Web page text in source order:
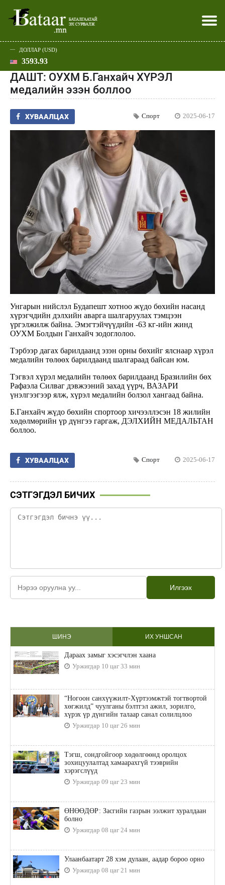
Эхлэл
Улс төр
Нийгэм
Эдийн засаг
Дэлхий
Спорт
Шар
Батаар юу хэлэв
Хэвлэл мэдээллээр
ДОЛЛАР (USD)
3593.93
ДАШТ: ОУХМ Б.Ганхайч ХҮРЭЛ
медалийн эзэн боллоо
ХУВААЛЦАХ Спорт 2025-06-17
Унгарын нийслэл Будапешт хотноо жүдо бөхийн насанд
хүрэгчдийн дэлхийн аварга шалгаруулах тэмцээн
үргэлжилж байна. Эмэгтэйчүүдийн -63 кг-ийн жинд
ОУХМ Болдын Ганхайч зодоглолоо.
Тэрбээр дагах барилдаанд эзэн орны бөхийг ялснаар хүрэл
медалийн төлөөх барилдаанд шалгараад байсан юм.
Тэгвэл хүрэл медалийн төлөөх барилдаанд Бразилийн бөх
Рафаэла Силваг дэвжээний захад үүрч, ВАЗАРИ
үнэлгээгээр ялж, хүрэл медалийн болзол хангаад байна.
Б.Ганхайч жүдо бөхийн спортоор хичээллэсэн 18 жилийн
хөдөлмөрийн үр дүнгээ гаргаж, ДЭЛХИЙН МЕДАЛЬТАН
боллоо.
ХУВААЛЦАХ Спорт 2025-06-17
СЭТГЭГДЭЛ БИЧИХ
Илгээх
ШИНЭ ИХ УНШСАН
Дараах замыг хэсэгчлэн хаана
Уржигдар 10 цаг 33 мин
“Ногоон санхүүжилт-Хүртээмжтэй тогтвортой
хөгжилд” чуулганы бэлтгэл ажил, зорилго,
хүрэх үр дүнгийн талаар санал солилцлоо
Уржигдар 10 цаг 26 мин
Тэгш, сондгойгоор хөдөлгөөнд оролцох
зохицуулалтад хамаарахгүй тээврийн
хэрэгслүүд
Уржигдар 09 цаг 23 мин
ӨНӨӨДӨР: Засгийн газрын ээлжит хуралдаан
болно
Уржигдар 08 цаг 24 мин
Улаанбаатарт 28 хэм дулаан, аадар бороо орно
Уржигдар 08 цаг 21 мин